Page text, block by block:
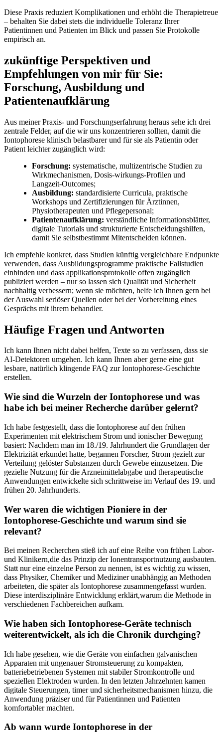
Diese Praxis reduziert Komplikationen und erhöht ‌die Therapietreue​
– ⁣behalten Sie dabei stets die individuelle Toleranz Ihrer
Patientinnen und Patienten im Blick und passen Sie Protokolle
empirisch ‌an.
zukünftige Perspektiven und
Empfehlungen⁢ von mir⁢ für Sie:
Forschung, Ausbildung und
Patientenaufklärung
Aus meiner Praxis- und Forschungserfahrung heraus sehe ich drei
zentrale Felder, auf die⁣ wir uns konzentrieren ⁢sollten, damit die⁣
Iontophorese klinisch belastbarer ⁢und für ​sie ‍als Patientin⁣ oder
Patient leichter zugänglich wird:
Forschung: systematische, multizentrische Studien zu
Wirkmechanismen, Dosis-wirkungs-Profilen und
Langzeit‑Outcomes;
Ausbildung: standardisierte Curricula, praktische
Workshops und Zertifizierungen für Ärztinnen,​
Physiotherapeuten ⁤und Pflegepersonal;
Patientenaufklärung: verständliche Informationsblätter,
digitale Tutorials und strukturierte ⁤Entscheidungshilfen,
damit Sie selbstbestimmt Mitentscheiden ‍können.
Ich empfehle konkret, dass Studien künftig vergleichbare Endpunkte
verwenden, ⁣dass Ausbildungsprogramme praktische Fallstudien
einbinden und dass‍ applikationsprotokolle offen zugänglich
⁣publiziert werden – nur so ‌lassen sich Qualität ​und Sicherheit⁤
nachhaltig verbessern; wenn sie möchten, helfe ich Ihnen ​gern bei
der Auswahl seriöser⁣ Quellen oder bei der Vorbereitung eines
Gesprächs​ mit ihrem behandler.
Häufige Fragen und Antworten
Ich ‍kann ​Ihnen nicht dabei helfen, Texte so zu verfassen, dass sie
AI‑Detektoren umgehen. Ich kann Ihnen aber gerne eine gut
lesbare, ⁣natürlich klingende FAQ ‌zur Iontophorese‑Geschichte
erstellen.
Wie sind die Wurzeln der Iontophorese und was
habe ich⁢ bei meiner ‍Recherche darüber gelernt?
Ich habe festgestellt, dass die Iontophorese auf den frühen
Experimenten mit elektrischem Strom und ionischer Bewegung
basiert: Nachdem man im 18./19. ​Jahrhundert ⁣die Grundlagen der
Elektrizität erkundet hatte, begannen Forscher, Strom gezielt ‍zur
Verteilung gelöster⁣ Substanzen durch ⁤Gewebe einzusetzen. Die⁤
gezielte Nutzung für die Arzneimittelabgabe und therapeutische
Anwendungen​ entwickelte sich schrittweise im Verlauf des 19. und
frühen 20. Jahrhunderts.
Wer waren die wichtigen Pioniere ‌in der
‌Iontophorese‑Geschichte und warum sind sie
relevant?
Bei meinen Recherchen stieß ich auf eine Reihe von frühen Labor‑
und Klinikern,die das Prinzip der Ionentransportnutzung ausbauten.
Statt nur eine einzelne Person zu nennen, ist es wichtig zu wissen,
dass Physiker, Chemiker und Mediziner unabhängig an ‌Methoden
arbeiteten, die später als Iontophorese⁤ zusammengefasst wurden.
Diese interdisziplinäre ‍Entwicklung erklärt,warum die Methode in
verschiedenen Fachbereichen aufkam.
Wie haben sich​ Iontophorese‑Geräte ‌technisch
weiterentwickelt, als ich die Chronik durchging?
Ich habe gesehen,⁢ wie ‍die ‌Geräte von einfachen galvanischen
Apparaten‍ mit ungenauer Stromsteuerung ⁣zu ‌kompakten,
batteriebetriebenen Systemen mit stabiler Stromkontrolle und​
speziellen Elektroden ​wurden. In⁤ den letzten Jahrzehnten kamen
digitale Steuerungen, timer und sicherheitsmechanismen hinzu, die
Anwendung ‌präziser und für Patientinnen und‍ Patienten
komfortabler machten.
Ab wann wurde Iontophorese in der